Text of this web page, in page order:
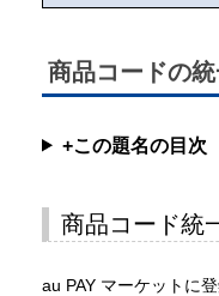
商品コードの
+この題名の目次
商品コード統
au PAY マーケットに